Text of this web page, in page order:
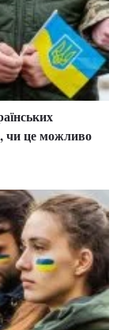
чи це можливо